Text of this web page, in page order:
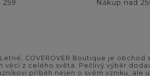
259 Nákup nad
COVEROVER Boutique je
věcí z celého světa. Pečlivý výběr
příběh nejen o svém vzniku, ale